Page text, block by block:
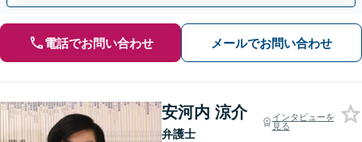
電話でお問い合わせ メールでお問い合わせ
安河内 涼介
弁護士
インタビューを
見る